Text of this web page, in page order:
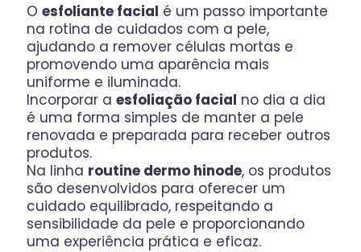
O esfoliante facial é um passo importante
na rotina de cuidados com a pele,
ajudando a remover células mortas e
promovendo uma aparência mais
uniforme e iluminada.
Incorporar a esfoliação facial no dia a dia
é uma forma simples de manter a pele
renovada e preparada para receber outros
produtos.
Na linha routine dermo hinode, os produtos
são desenvolvidos para oferecer um
cuidado equilibrado, respeitando a
sensibilidade da pele e proporcionando
uma experiência prática e eficaz.